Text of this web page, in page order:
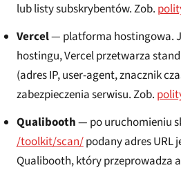
lub listy subskrybentów. Zob.
Vercel— platforma hostingowa.
hostingu, Vercel przetwarza
(adres IP, user-agent, znacznik
zabezpieczenia serwisu. Zob.
Qualibooth— po uruchomieniu
/toolkit/scan/podany adres URL
Qualibooth, który przeprowadza